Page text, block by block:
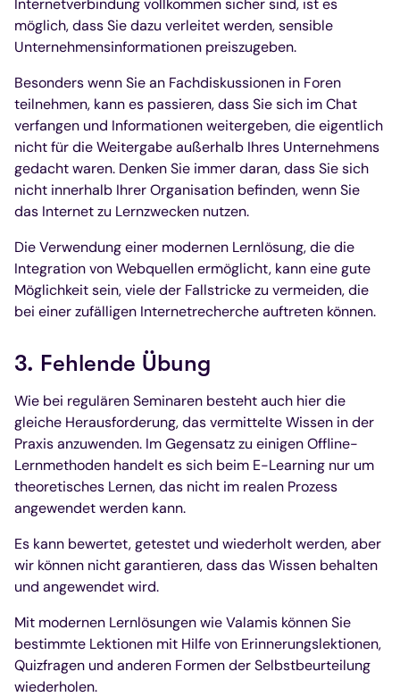
Internetverbindung vollkommen sicher sind, ist es
möglich, dass Sie dazu verleitet werden, sensible
Unternehmensinformationen preiszugeben.
Besonders wenn Sie an Fachdiskussionen in Foren
teilnehmen, kann es passieren, dass Sie sich im Chat
verfangen und Informationen weitergeben, die eigentlich
nicht für die Weitergabe außerhalb Ihres Unternehmens
gedacht waren. Denken Sie immer daran, dass Sie sich
nicht innerhalb Ihrer Organisation befinden, wenn Sie
das Internet zu Lernzwecken nutzen.
Die Verwendung einer modernen Lernlösung, die die
Integration von Webquellen ermöglicht, kann eine gute
Möglichkeit sein, viele der Fallstricke zu vermeiden, die
bei einer zufälligen Internetrecherche auftreten können.
3. Fehlende Übung
Wie bei regulären Seminaren besteht auch hier die
gleiche Herausforderung, das vermittelte Wissen in der
Praxis anzuwenden. Im Gegensatz zu einigen Offline-
Lernmethoden handelt es sich beim E-Learning nur um
theoretisches Lernen, das nicht im realen Prozess
angewendet werden kann.
Es kann bewertet, getestet und wiederholt werden, aber
wir können nicht garantieren, dass das Wissen behalten
und angewendet wird.
Mit modernen Lernlösungen wie Valamis können Sie
bestimmte Lektionen mit Hilfe von Erinnerungslektionen,
Quizfragen und anderen Formen der Selbstbeurteilung
wiederholen.